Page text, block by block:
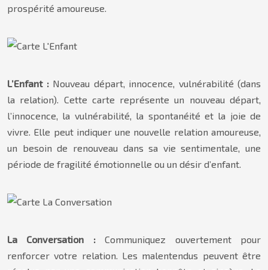
prospérité amoureuse.
L’Enfant : Nouveau départ, innocence, vulnérabilité (dans
la relation). Cette carte représente un nouveau départ,
l’innocence, la vulnérabilité, la spontanéité et la joie de
vivre. Elle peut indiquer une nouvelle relation amoureuse,
un besoin de renouveau dans sa vie sentimentale, une
période de fragilité émotionnelle ou un désir d’enfant.
La Conversation :Communiquez ouvertement pour
renforcer votre relation. Les malentendus peuvent être